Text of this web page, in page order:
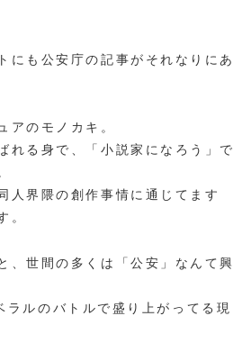
にも公安庁の記事がそれなりにあ
アのモノカキ。
れる身で、「小説家になろう」で
人界隈の創作事情に通じてます
。
、世間の多くは「公安」なんて興
ルのバトルで盛り上がってる現